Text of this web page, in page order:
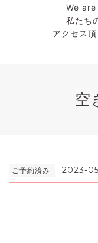
We
私たち
アクセス
空
ご予約済み 2023-